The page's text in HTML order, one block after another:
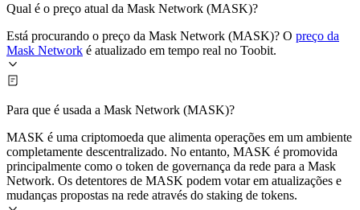
Qual é o preço atual da Mask Network (MASK)?
Está procurando o preço da Mask Network (MASK)? O preço da
Mask Network é atualizado em tempo real no Toobit.
Para que é usada a Mask Network (MASK)?
MASK é uma criptomoeda que alimenta operações em um ambiente
completamente descentralizado. No entanto, MASK é promovida
principalmente como o token de governança da rede para a Mask
Network. Os detentores de MASK podem votar em atualizações e
mudanças propostas na rede através do staking de tokens.